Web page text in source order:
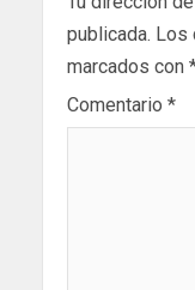
publicada. Los
marcados con
Comentario *